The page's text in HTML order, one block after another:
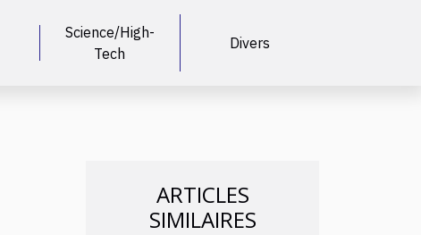
Science/High-
Tech
Divers
ARTICLES
SIMILAIRES